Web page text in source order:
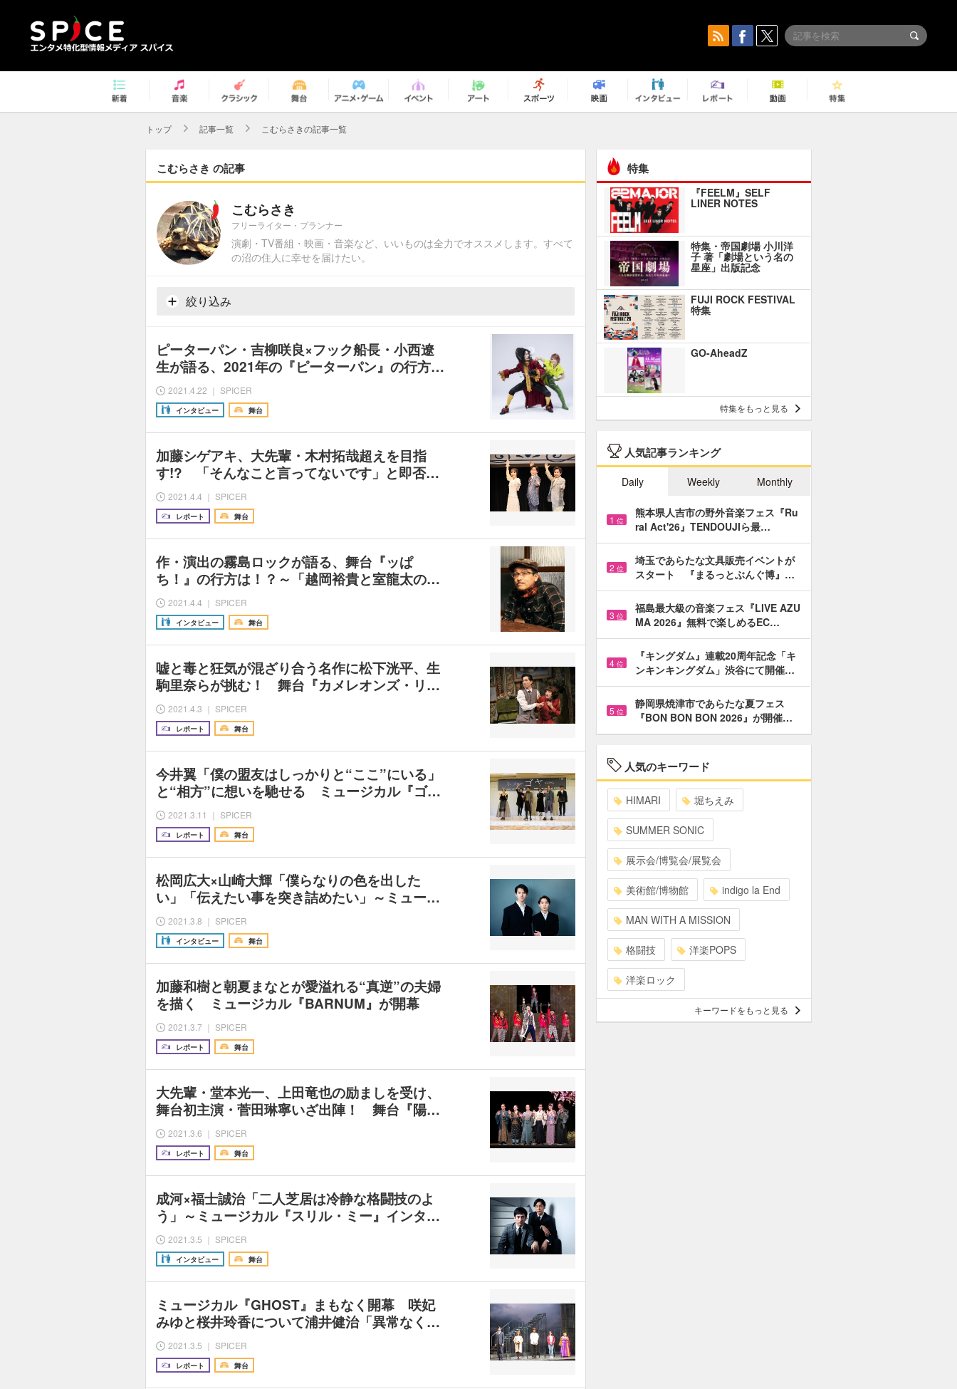
トップ 記事一覧 こむらさきの記事一覧
こむらさき の記事
こむらさき
フリーライター・プランナー
演劇・TV番組・映画・音楽など、いいものは全力でオススメします。すべて
の沼の住人に幸せを届けたい。
絞り込み
ピーターパン・吉柳咲良×フック船長・小西遼
生が語る、2021年の『ピーターパン』の行方…
2021.4.22 ｜ SPICER
インタビュー 舞台
加藤シゲアキ、大先輩・木村拓哉超えを目指
す!? 「そんなこと言ってないです」と即否…
2021.4.4 ｜ SPICER
レポート 舞台
作・演出の霧島ロックが語る、舞台『ッぱ
ち！』の行方は！？～「越岡裕貴と室龍太の…
2021.4.4 ｜ SPICER
インタビュー 舞台
嘘と毒と狂気が混ざり合う名作に松下洸平、生
駒里奈らが挑む！ 舞台『カメレオンズ・リ…
2021.4.3 ｜ SPICER
レポート 舞台
今井翼「僕の盟友はしっかりと“ここ”にいる」
と“相方”に想いを馳せる ミュージカル『ゴ…
2021.3.11 ｜ SPICER
レポート 舞台
松岡広大×山崎大輝「僕らなりの色を出した
い」「伝えたい事を突き詰めたい」～ミュー…
2021.3.8 ｜ SPICER
インタビュー 舞台
加藤和樹と朝夏まなとが愛溢れる“真逆”の夫婦
を描く ミュージカル『BARNUM』が開幕
2021.3.7 ｜ SPICER
レポート 舞台
大先輩・堂本光一、上田竜也の励ましを受け、
舞台初主演・菅田琳寧いざ出陣！ 舞台『陽…
2021.3.6 ｜ SPICER
レポート 舞台
成河×福士誠治「二人芝居は冷静な格闘技のよ
う」～ミュージカル『スリル・ミー』インタ…
2021.3.5 ｜ SPICER
インタビュー 舞台
ミュージカル『GHOST』まもなく開幕 咲妃
みゆと桜井玲香について浦井健治「異常なく…
2021.3.5 ｜ SPICER
レポート 舞台
特集
『FEELM』SELF
LINER NOTES
特集・帝国劇場 小川洋
子 著「劇場という名の
星座」出版記念
FUJI ROCK FESTIVAL
特集
GO-AheadZ
特集をもっと見る
人気記事ランキング
Daily Weekly Monthly
1 位
熊本県人吉市の野外音楽フェス『Ru
ral Act'26』TENDOUJIら最…
2 位
埼玉であらたな文具販売イベントが
スタート 『まるっとぶんぐ博』…
3 位
福島最大級の音楽フェス『LIVE AZU
MA 2026』無料で楽しめるEC…
4 位
『キングダム』連載20周年記念「キ
ンキンキングダム」渋谷にて開催…
5 位
静岡県焼津市であらたな夏フェス
『BON BON BON 2026』が開催…
人気のキーワード
HIMARI 堀ちえみ
SUMMER SONIC
展示会/博覧会/展覧会
美術館/博物館 indigo la End
MAN WITH A MISSION
格闘技 洋楽POPS
洋楽ロック
キーワードをもっと見る